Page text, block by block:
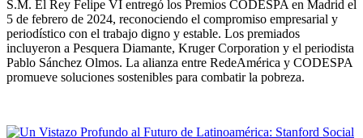
S.M. El Rey Felipe VI entregó los Premios CODESPA en Madrid el
5 de febrero de 2024, reconociendo el compromiso empresarial y
periodístico con el trabajo digno y estable. Los premiados
incluyeron a Pesquera Diamante, Kruger Corporation y el periodista
Pablo Sánchez Olmos. La alianza entre RedeAmérica y CODESPA
promueve soluciones sostenibles para combatir la pobreza.